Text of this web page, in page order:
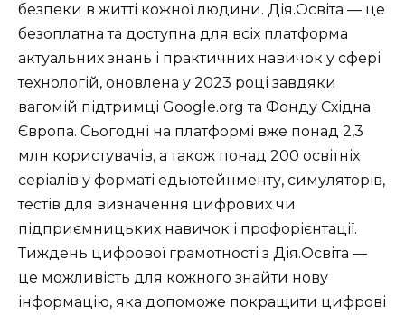
безпеки в житті кожної людини. Дія.Освіта — це
безоплатна та доступна для всіх платформа
актуальних знань і практичних навичок у сфері
технологій, оновлена у 2023 році завдяки
вагомій підтримці Google.org та Фонду Східна
Європа. Сьогодні на платформі вже понад 2,3
млн користувачів, а також понад 200 освітніх
серіалів у форматі едьютейнменту, симуляторів,
тестів для визначення цифрових чи
підприємницьких навичок і профорієнтації.
Тиждень цифрової грамотності з Дія.Освіта —
це можливість для кожного знайти нову
інформацію, яка допоможе покращити цифрові